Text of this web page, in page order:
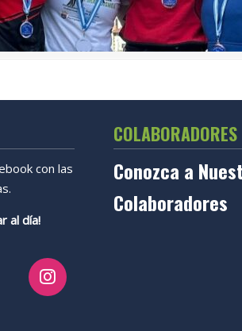
con las
al día!
COLABORADORES
Conozca a
Colaboradores